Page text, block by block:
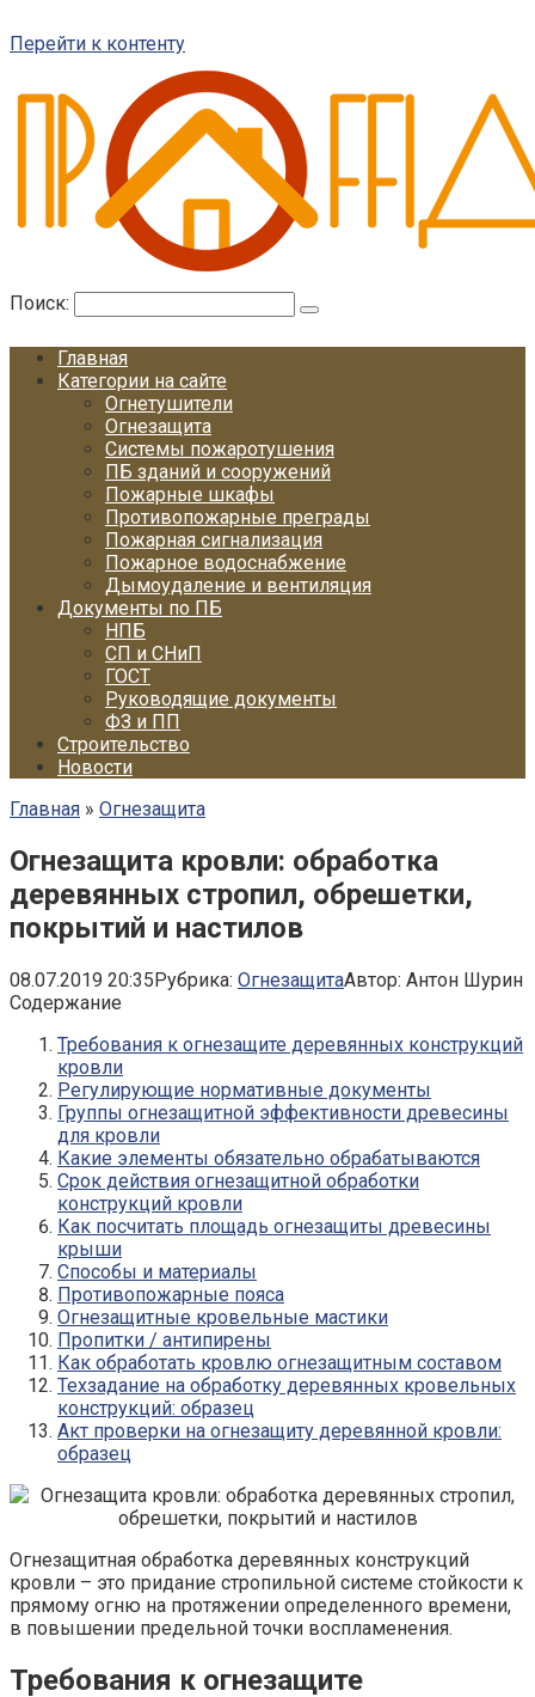
Перейти к контенту
Поиск:
Главная
Категории на сайте
Огнетушители
Огнезащита
Системы пожаротушения
ПБ зданий и сооружений
Пожарные шкафы
Противопожарные преграды
Пожарная сигнализация
Пожарное водоснабжение
Дымоудаление и вентиляция
Документы по ПБ
НПБ
СП и СНиП
ГОСТ
Руководящие документы
ФЗ и ПП
Строительство
Новости
Главная » Огнезащита
Огнезащита кровли: обработка
деревянных стропил, обрешетки,
покрытий и настилов
08.07.2019 20:35Рубрика: ОгнезащитаАвтор: Антон Шурин
Содержание
Требования к огнезащите деревянных конструкций
кровли
Регулирующие нормативные документы
Группы огнезащитной эффективности древесины
для кровли
Какие элементы обязательно обрабатываются
Срок действия огнезащитной обработки
конструкций кровли
Как посчитать площадь огнезащиты древесины
крыши
Способы и материалы
Противопожарные пояса
Огнезащитные кровельные мастики
Пропитки / антипирены
Как обработать кровлю огнезащитным составом
Техзадание на обработку деревянных кровельных
конструкций: образец
Акт проверки на огнезащиту деревянной кровли:
образец
Огнезащитная обработка деревянных конструкций
кровли – это придание стропильной системе стойкости к
прямому огню на протяжении определенного времени,
в повышении предельной точки воспламенения.
Требования к огнезащите